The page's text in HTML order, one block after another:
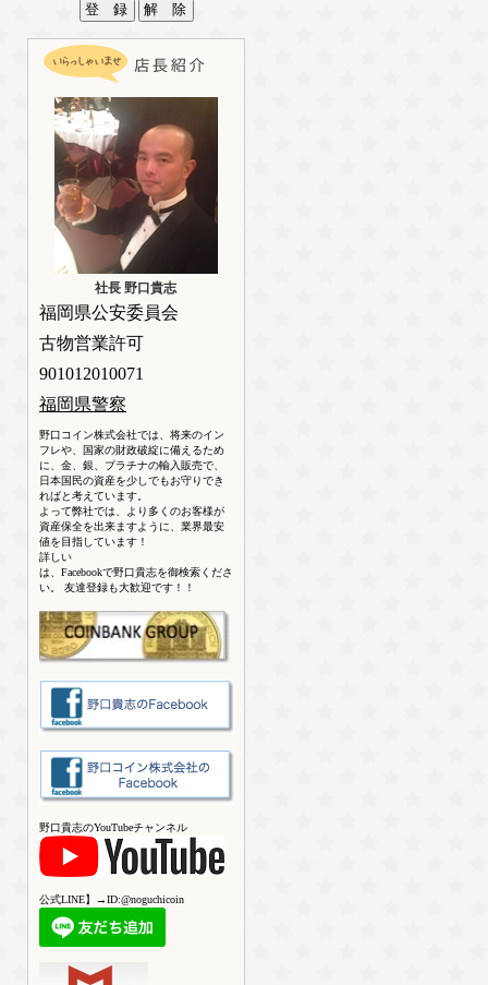
社長 野口貴志
福岡県公安委員会
古物営業許可
901012010071
福岡県警察
野口コイン株式会社では、将来のイン
フレや、国家の財政破綻に備えるため
に、金、銀、プラチナの輸入販売で、
日本国民の資産を少しでもお守りでき
ればと考えています。
よって弊社では、より多くのお客様が
資産保全を出来ますように、業界最安
値を目指しています！
詳しい
は、Facebookで野口貴志を御検索くださ
い。 友達登録も大歓迎です！！
野口貴志のYouTubeチャンネル
公式LINE】→ID:@noguchicoin